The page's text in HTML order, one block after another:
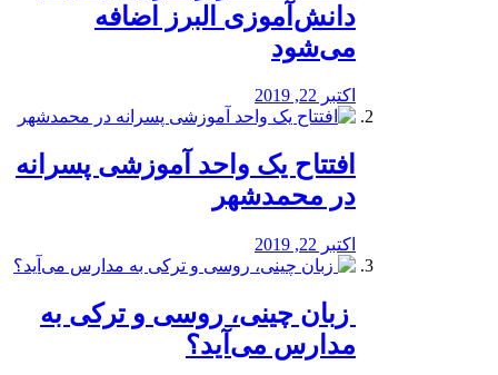
دانش‌آموزی البرز اضافه
می‌شود
اکتبر 22, 2019
افتتاح یک واحد آموزشی پسرانه
در محمدشهر
اکتبر 22, 2019
️ زبان چینی، روسی و ترکی به
مدارس می‌آید؟